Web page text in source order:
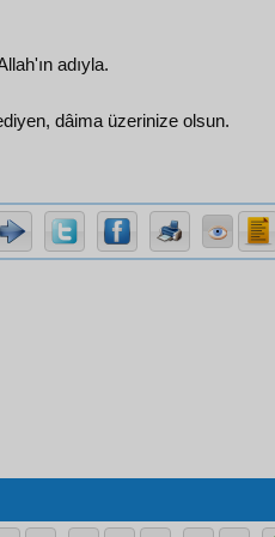
adıyla.
dâima üzerinize olsun.